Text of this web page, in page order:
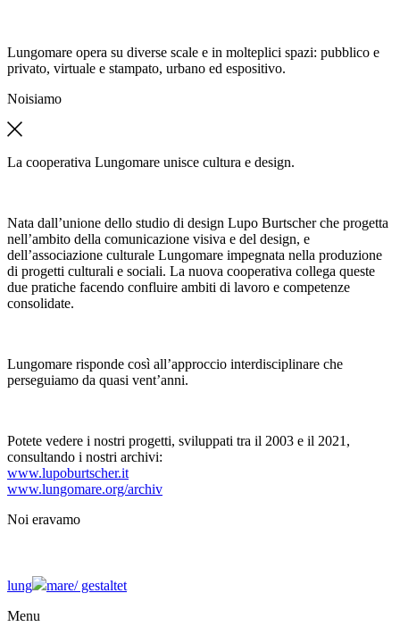
Lungomare opera su diverse scale e in molteplici spazi: pubblico e
privato, virtuale e stampato, urbano ed espositivo.
Noisiamo
La cooperativa Lungomare unisce cultura e design.
Nata dall’unione dello studio di design Lupo Burtscher che progetta
nell’ambito della comunicazione visiva e del design, e
dell’associazione culturale Lungomare impegnata nella produzione
di progetti culturali e sociali. La nuova cooperativa collega queste
due pratiche facendo confluire ambiti di lavoro e competenze
consolidate.
Lungomare risponde così all’approccio interdisciplinare che
perseguiamo da quasi vent’anni.
Potete vedere i nostri progetti, sviluppati tra il 2003 e il 2021,
consultando i nostri archivi:
www.lupoburtscher.it
www.lungomare.org/archiv
Noi eravamo
lung mare/gestaltet
Menu